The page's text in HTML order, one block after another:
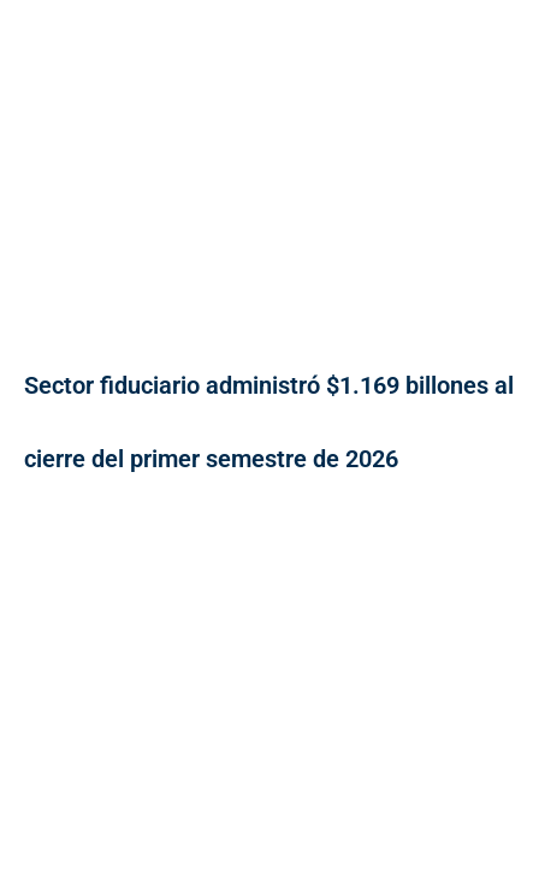
Sector fiduciario administró $1.169 billones al
cierre del primer semestre de 2026